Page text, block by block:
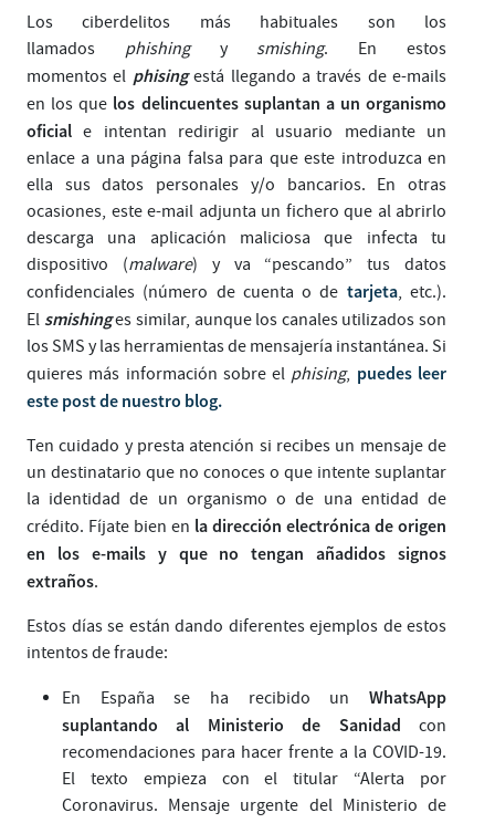
Los ciberdelitos más habituales son los
llamados phishingy smishing. En estos
momentos el phisingestá llegando a través de e-mails
en los que los delincuentes suplantan a un organismo
oficial e intentan redirigir al usuario mediante un
enlace a una página falsa para que este introduzca en
ella sus datos personales y/o bancarios. En otras
ocasiones, este e-mail adjunta un fichero que al abrirlo
descarga una aplicación maliciosa que infecta tu
dispositivo (malware) y va “pescando” tus datos
confidenciales (número de cuenta o de tarjeta, etc.).
El smishinges similar, aunque los canales utilizados son
los SMS y las herramientas de mensajería instantánea. Si
quieres más información sobre el phising, puedes leer
este post de nuestro blog.
Ten cuidado y presta atención si recibes un mensaje de
un destinatario que no conoces o que intente suplantar
la identidad de un organismo o de una entidad de
crédito. Fíjate bien en la dirección electrónica de origen
en los e-mails y que no tengan añadidos signos
extraños.
Estos días se están dando diferentes ejemplos de estos
intentos de fraude:
En España se ha recibido un WhatsApp
suplantando al Ministerio de Sanidad con
recomendaciones para hacer frente a la COVID-19.
El texto empieza con el titular “Alerta por
Coronavirus. Mensaje urgente del Ministerio de